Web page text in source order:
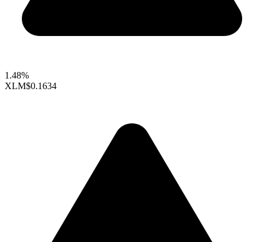
1.48%
XLM$0.1634